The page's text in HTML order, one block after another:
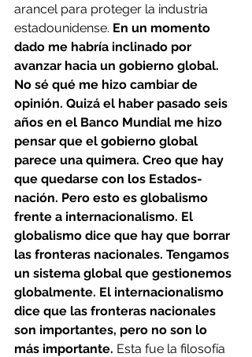
arancel para proteger la industria
estadounidense. En un momento
dado me habría inclinado por
avanzar hacia un gobierno global.
No sé qué me hizo cambiar de
opinión. Quizá el haber pasado seis
años en el Banco Mundial me hizo
pensar que el gobierno global
parece una quimera. Creo que hay
que quedarse con los Estados-
nación. Pero esto es globalismo
frente a internacionalismo. El
globalismo dice que hay que borrar
las fronteras nacionales. Tengamos
un sistema global que gestionemos
globalmente. El internacionalismo
dice que las fronteras nacionales
son importantes, pero no son lo
más importante. Esta fue la filosofía